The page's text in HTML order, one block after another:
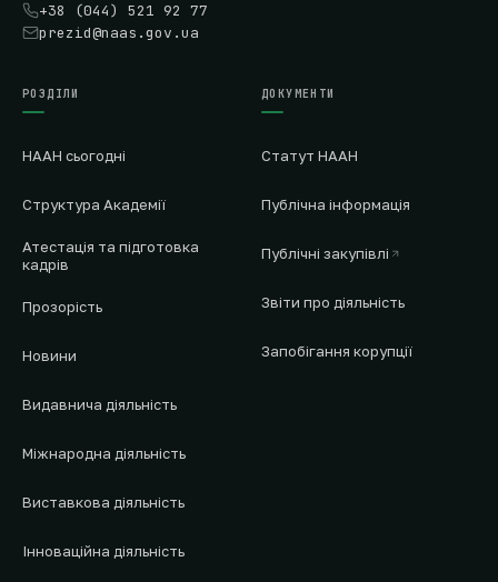
+38 (044) 521 92 77
prezid@naas.gov.ua
РОЗДІЛИ
НААН сьогодні
Структура Академії
Атестація та підготовка
кадрів
Прозорість
Новини
Видавнича діяльність
Міжнародна діяльність
Виставкова діяльність
Інноваційна діяльність
ДОКУМЕНТИ
Статут НААН
Публічна інформація
Публічні закупівлі
Звіти про діяльність
Запобігання корупції